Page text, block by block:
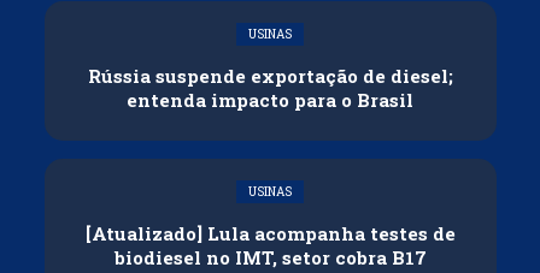
USINAS
Rússia suspende exportação de diesel;
entenda impacto para o Brasil
USINAS
[Atualizado] Lula acompanha testes de
biodiesel no IMT, setor cobra B17